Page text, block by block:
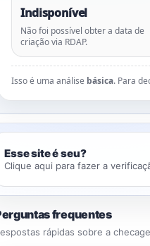
Indisponível
Não foi possível obter a data de
criação via RDAP.
Isso é uma análise básica. Para
Esse site é seu?
Clique aqui para fazer a
frequentes
rápidas sobre a